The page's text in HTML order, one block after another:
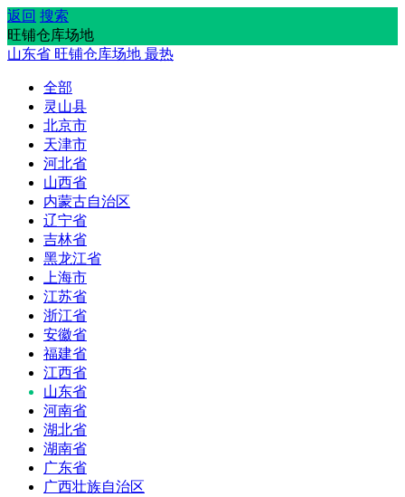
返回 搜索
旺铺仓库场地
山东省 旺铺仓库场地 最热
全部
灵山县
北京市
天津市
河北省
山西省
内蒙古自治区
辽宁省
吉林省
黑龙江省
上海市
江苏省
浙江省
安徽省
福建省
江西省
山东省
河南省
湖北省
湖南省
广东省
广西壮族自治区